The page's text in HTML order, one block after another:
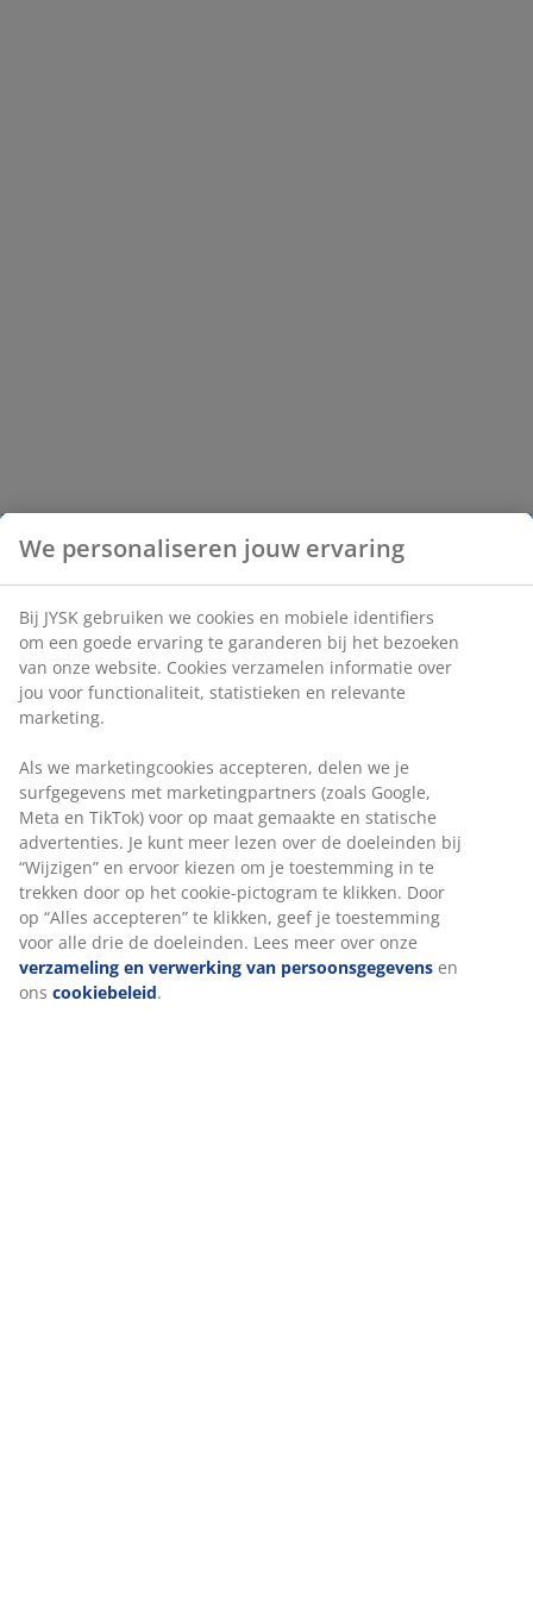
We personaliseren jouw ervaring
Bij JYSK gebruiken we cookies en mobiele identifiers
om een goede ervaring te garanderen bij het bezoeken
van onze website. Cookies verzamelen informatie over
jou voor functionaliteit, statistieken en relevante
marketing.
Als we marketingcookies accepteren, delen we je
surfgegevens met marketingpartners (zoals Google,
Meta en TikTok) voor op maat gemaakte en statische
advertenties. Je kunt meer lezen over de doeleinden bij
“Wijzigen” en ervoor kiezen om je toestemming in te
trekken door op het cookie-pictogram te klikken. Door
op “Alles accepteren” te klikken, geef je toestemming
voor alle drie de doeleinden. Lees meer over onze
verzameling en verwerking van persoonsgegevens en
ons cookiebeleid.